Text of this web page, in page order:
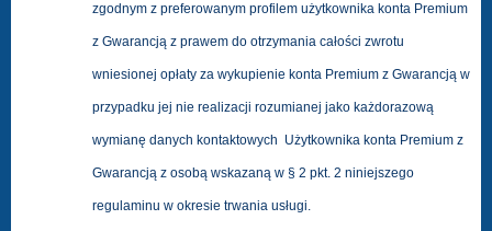
zgodnym z preferowanym profilem użytkownika konta Premium
z Gwarancją z prawem do otrzymania całości zwrotu
wniesionej opłaty za wykupienie konta Premium z Gwarancją w
przypadku jej nie realizacji rozumianej jako każdorazową
wymianę danych kontaktowych Użytkownika konta Premium z
Gwarancją z osobą wskazaną w § 2 pkt. 2 niniejszego
regulaminu w okresie trwania usługi.